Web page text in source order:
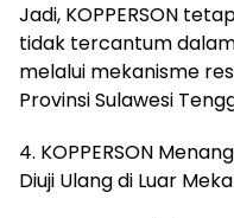
Jadi, KOPPERSON
tidak tercantum
melalui mekanisme
Provinsi Sulawesi
4. KOPPERSON
Diuji Ulang di Luar